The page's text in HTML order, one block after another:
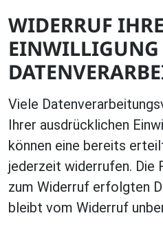
WIDERRUF
EINWILLIGUNG
Viele
Ihrer ausdrücklichen
können eine bereits
jederzeit widerrufen. Die
zum Widerruf erfolgten
bleibt vom Widerruf